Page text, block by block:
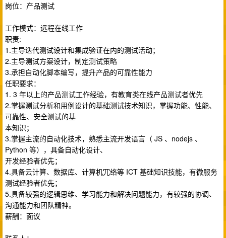
岗位：产品测试
⼯作模式：远程在线⼯作
职责:
1.主导迭代测试设计和集成验证在内的测试活动；
2.主导测试⽅案设计，制定测试策略
3.承担⾃动化脚本编写，提升产品的可靠性能⼒
任职要求：
1. 3 年以上的产品测试⼯作经验，有教育类在线产品测试者优先
2.掌握测试分析和⽤例设计的基础测试技术知识，掌握功能、性能、
可靠性、安全测试的基
本知识；
3.掌握主流的⾃动化技术，熟悉主流开发语⾔（ JS 、nodejs 、
Python 等），具备⾃动化设计、
开发经验者优先；
4.具备云计算、数据库、计算机⺴络等 ICT 基础知识技能，有微服务
测试经验者优先；
5.具备较强的逻辑思维、学习能⼒和解决问题能⼒，有较强的协调、
沟通能⼒和团队精神。
薪酬：⾯议